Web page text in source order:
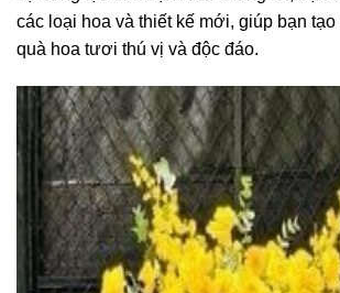
các loại hoa và thiết kế mới, giúp bạn
quà hoa tươi thú vị và độc đáo.